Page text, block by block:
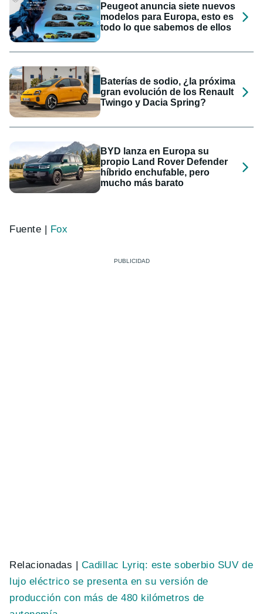
Peugeot anuncia siete nuevos
modelos para Europa, esto es
todo lo que sabemos de ellos
Baterías de sodio, ¿la próxima
gran evolución de los Renault
Twingo y Dacia Spring?
BYD lanza en Europa su
propio Land Rover Defender
híbrido enchufable, pero
mucho más barato
Fuente | Fox
Relacionadas | Cadillac Lyriq: este soberbio SUV de
lujo eléctrico se presenta en su versión de
producción con más de 480 kilómetros de